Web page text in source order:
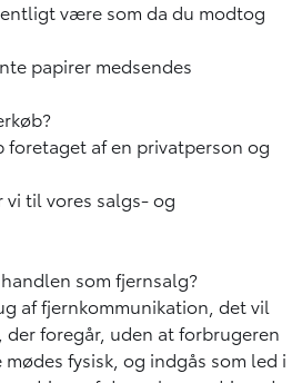
være som da du modtog
papirer medsendes
foretaget af en privatperson og
vi til vores salgs- og
som fjernsalg?
af fjernkommunikation, det vil
foregår, uden at forbrugeren
fysisk, og indgås som led i